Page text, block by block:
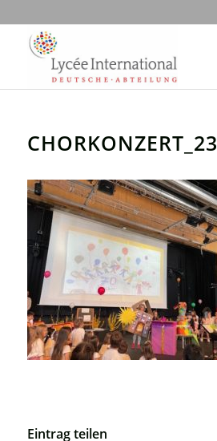
CHORKONZERT_23
Eintrag teilen